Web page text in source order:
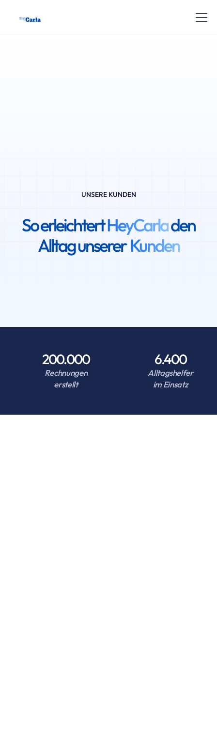
UNSERE KUNDEN
So erleichtertHeyCarladen
Alltag unsererKunden
200.000
Rechnungen
erstellt
6.400
Alltagshelfer
im Einsatz